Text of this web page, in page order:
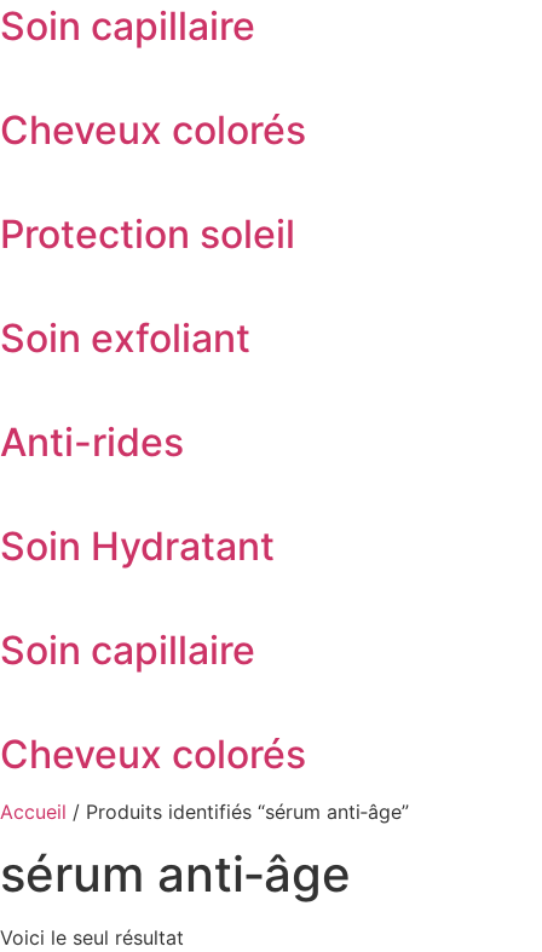
Soin capillaire
Cheveux colorés
Protection soleil
Soin exfoliant
Anti-rides
Soin Hydratant
Soin capillaire
Cheveux colorés
Accueil / Produits identifiés “sérum anti‑âge”
sérum anti‑âge
Voici le seul résultat